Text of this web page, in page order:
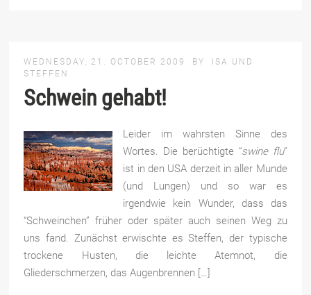
WEDNESDAY, 21. OCTOBER 2009 BY
ISA UND
STEFFEN
Schwein gehabt!
Leider im wahrsten Sinne des
Wortes. Die berüchtigte “swine flu”
ist in den USA derzeit in aller Munde
(und Lungen) und so war es
irgendwie kein Wunder, dass das
“Schweinchen” früher oder später auch seinen Weg zu
uns fand. Zunächst erwischte es Steffen, der typische
trockene Husten, die leichte Atemnot, die
Gliederschmerzen, das Augenbrennen […]